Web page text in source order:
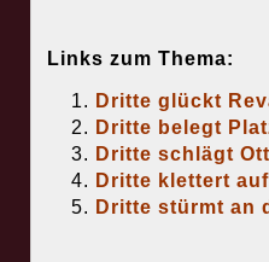
Links zum Thema:
Dritte glückt
Dritte belegt
Dritte schlägt
Dritte klettert
Dritte stürmt an